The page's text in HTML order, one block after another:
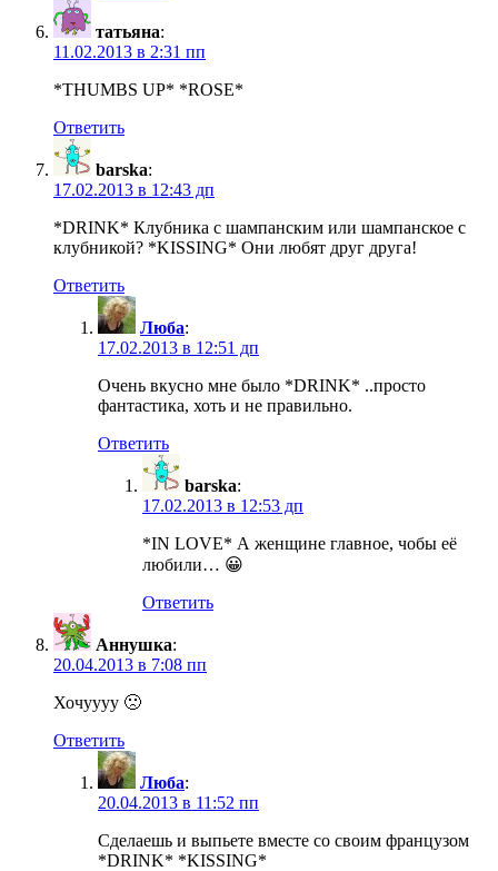
татьяна:
11.02.2013 в 2:31 пп
*THUMBS UP* *ROSE*
Ответить
barska:
17.02.2013 в 12:43 дп
*DRINK* Клубника с шампанским или шампанское с
клубникой? *KISSING* Они любят друг друга!
Ответить
Люба:
17.02.2013 в 12:51 дп
Очень вкусно мне было *DRINK* ..просто
фантастика, хоть и не правильно.
Ответить
barska:
17.02.2013 в 12:53 дп
*IN LOVE* А женщине главное, чобы её
любили… 😀
Ответить
Аннушка:
20.04.2013 в 7:08 пп
Хочуууу 🙁
Ответить
Люба:
20.04.2013 в 11:52 пп
Сделаешь и выпьете вместе со своим французом
*DRINK* *KISSING*